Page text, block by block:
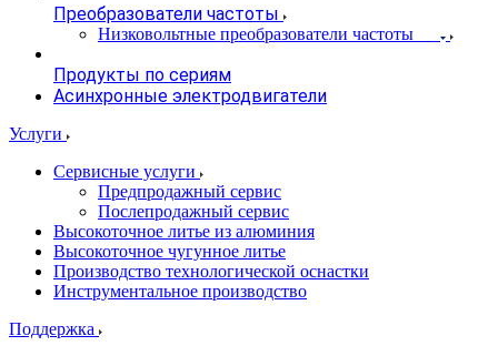
Преобразователи частоты
Низковольтные преобразователи частоты
Продукты по сериям
Асинхронные электродвигатели
Услуги
Сервисные услуги
Предпродажный сервис
Послепродажный сервис
Высокоточное литье из алюминия
Высокоточное чугунное литье
Производство технологической оснастки
Инструментальное производство
Поддержка